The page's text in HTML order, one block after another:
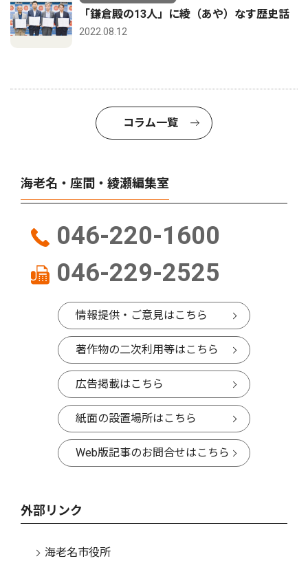
「鎌倉殿の13人」に綾（あや）なす歴史話
2022.08.12
コラム一覧
海老名・座間・綾瀬編集室
046-220-1600
046-229-2525
情報提供・ご意見はこちら
著作物の二次利用等はこちら
広告掲載はこちら
紙面の設置場所はこちら
Web版記事のお問合せはこちら
外部リンク
海老名市役所